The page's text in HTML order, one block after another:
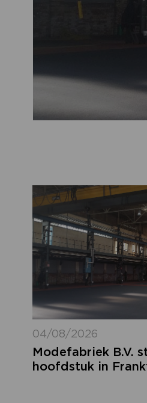
04/08/2026
Modefabriek B.V.
hoofdstuk in